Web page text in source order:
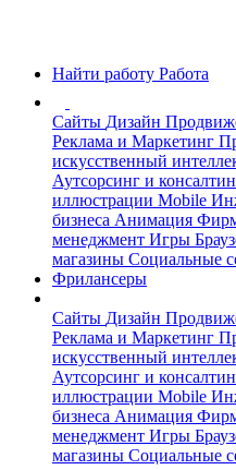
Найти работу Работа
Сайты Дизайн
Реклама и Маркетинг
искусственный
Аутсорсинг и
иллюстрации Mobile
бизнеса Анимация
менеджмент Игры
магазины Социальные
Фрилансеры
Сайты Дизайн
Реклама и Маркетинг
искусственный
Аутсорсинг и
иллюстрации Mobile
бизнеса Анимация
менеджмент Игры
магазины Социальные